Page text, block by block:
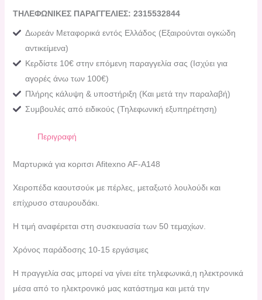
ΤΗΛΕΦΩΝΙΚΕΣ ΠΑΡΑΓΓΕΛΙΕΣ: 2315532844
Δωρεάν Μεταφορικά εντός Ελλάδος (Εξαιρούνται ογκώδη
αντικείμενα)
Κερδίστε 10€ στην επόμενη παραγγελία σας (Ισχύει για
αγορές άνω των 100€)
Πλήρης κάλυψη & υποστήριξη (Και μετά την παραλαβή)
Συμβουλές από ειδικούς (Τηλεφωνική εξυπηρέτηση)
Περιγραφή
Μαρτυρικά για κοριτσι Afitexno AF-Α148
Χειροπέδα καουτσούκ με πέρλες, μεταξωτό λουλούδι και
επίχρυσο σταυρουδάκι.
Η τιμή αναφέρεται στη συσκευασία των 50 τεμαχίων.
Χρόνος παράδοσης 10-15 εργάσιμες
H πραγγελία σας μπορεί να γίνει είτε τηλεφωνικά,η ηλεκτρονικά
μέσα από το ηλεκτρονικό μας κατάστημα και μετά την